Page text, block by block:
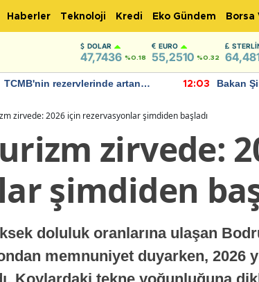
Haberler Teknoloji Kredi Eko Gündem Borsa
DOLAR
47,7436 %0.18
EURO
55,2510 %0.32
TCMB'nin rezervlerinde artan
12:03
Bakan
zirvede: 2026 için rezervasyonlar şimdiden başladı
zirvede:
şimdiden
doluluk oranlarına ulaşan
memnuniyet duyarken, 2026